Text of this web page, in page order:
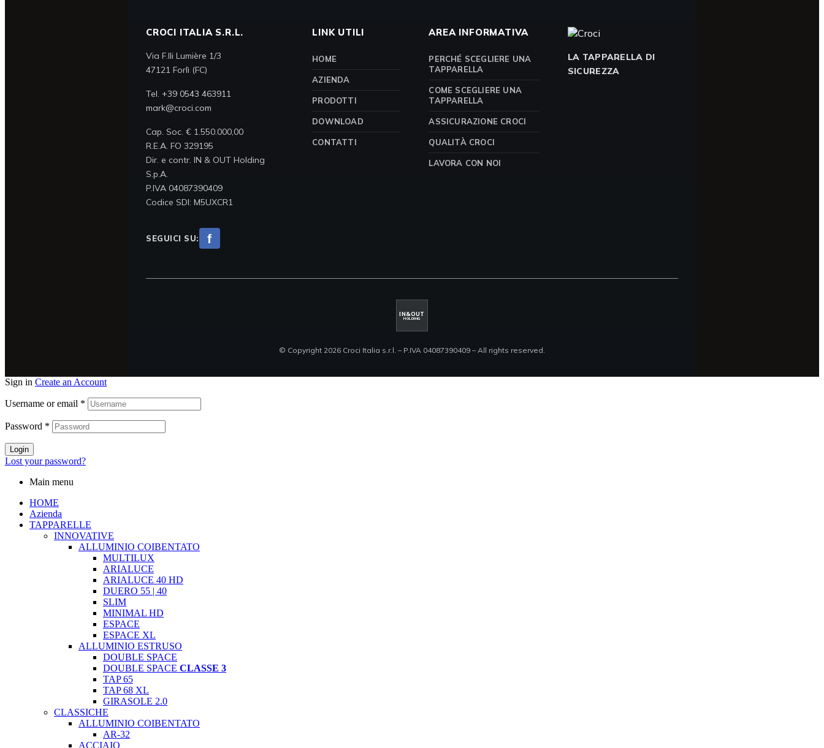
CROCI ITALIA S.R.L.
Via F.lli Lumière 1/3
47121 Forlì (FC)
Tel. +39 0543 463911
mark@croci.com
Cap. Soc. € 1.550.000,00
R.E.A. FO 329195
Dir. e contr. IN & OUT Holding
S.p.A.
P.IVA 04087390409
Codice SDI: M5UXCR1
SEGUICI SU: f
LINK UTILI
HOME
AZIENDA
PRODOTTI
DOWNLOAD
CONTATTI
AREA INFORMATIVA
PERCHÉ SCEGLIERE UNA
TAPPARELLA
COME SCEGLIERE UNA
TAPPARELLA
ASSICURAZIONE CROCI
QUALITÀ CROCI
LAVORA CON NOI
LA TAPPARELLA DI
SICUREZZA
IN&OUT
HOLDING
© Copyright 2026 Croci Italia s.r.l. – P.IVA 04087390409 – All rights reserved.
Sign in Create an Account
Username or email *
Password *
Login
Lost your password?
Main menu
HOME
Azienda
TAPPARELLE
INNOVATIVE
ALLUMINIO COIBENTATO
MULTILUX
ARIALUCE
ARIALUCE 40 HD
DUERO 55 | 40
SLIM
MINIMAL HD
ESPACE
ESPACE XL
ALLUMINIO ESTRUSO
DOUBLE SPACE
DOUBLE SPACE CLASSE 3
TAP 65
TAP 68 XL
GIRASOLE 2.0
CLASSICHE
ALLUMINIO COIBENTATO
AR-32
ACCIAIO